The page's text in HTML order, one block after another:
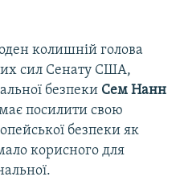
колишній голова
сил Сенату США,
безпеки Сем Нанн
посилити свою
безпеки як
корисного для